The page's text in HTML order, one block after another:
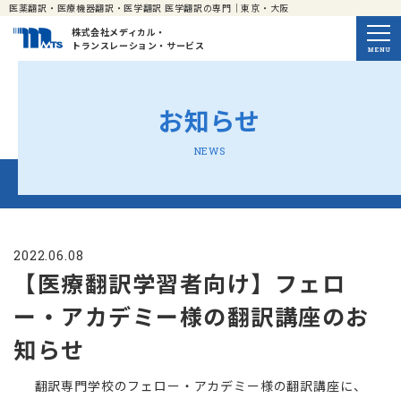
医薬翻訳・医療機器翻訳・医学翻訳 医学翻訳の専門｜東京・大阪
株式会社メディカル・
トランスレーション・サービス
お知らせ
NEWS
2022.06.08
【医療翻訳学習者向け】フェロ
ー・アカデミー様の翻訳講座のお
知らせ
翻訳専門学校のフェロー・アカデミー様の翻訳講座に、